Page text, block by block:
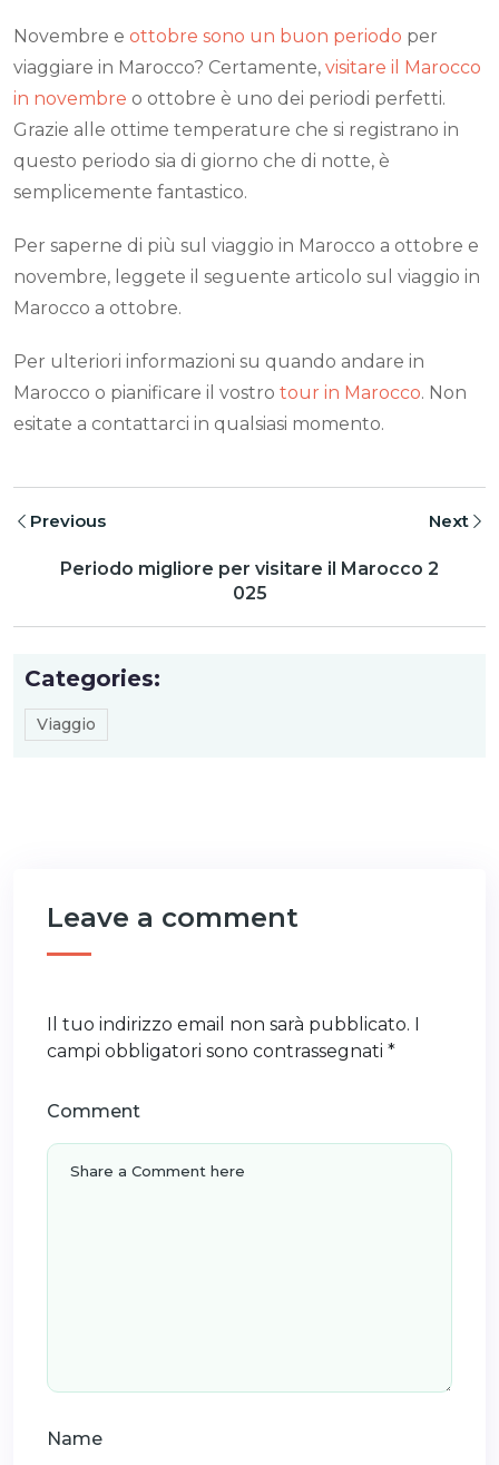
Novembre e ottobre sono un buon periodo per
viaggiare in Marocco? Certamente, visitare il Marocco
in novembre o ottobre è uno dei periodi perfetti.
Grazie alle ottime temperature che si registrano in
questo periodo sia di giorno che di notte, è
semplicemente fantastico.
Per saperne di più sul viaggio in Marocco a ottobre e
novembre, leggete il seguente articolo sul viaggio in
Marocco a ottobre.
Per ulteriori informazioni su quando andare in
Marocco o pianificare il vostro tour in Marocco. Non
esitate a contattarci in qualsiasi momento.
Previous
Periodo migliore per visitare il Marocco 2
025
Next
Categories:
Viaggio
Leave a comment
Il tuo indirizzo email non sarà pubblicato. I
campi obbligatori sono contrassegnati *
Comment
Name